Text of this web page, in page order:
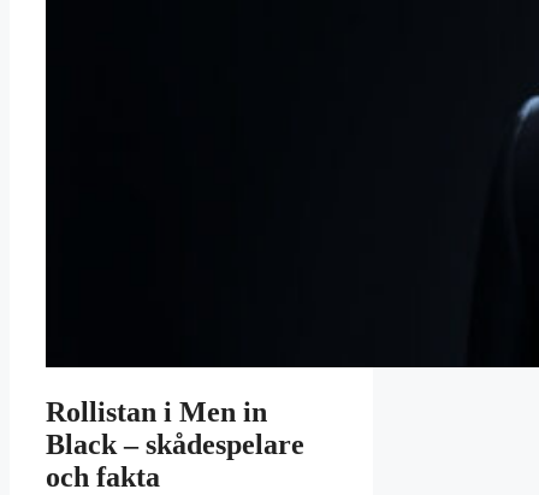
Rollistan i Men in
Black – skådespelare
och fakta